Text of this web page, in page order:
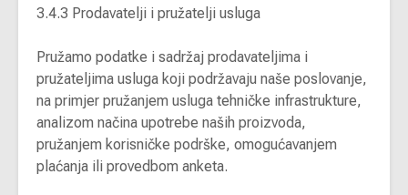
3.4.3 Prodavatelji i pružatelji usluga
Pružamo podatke i sadržaj prodavateljima i
pružateljima usluga koji podržavaju naše poslovanje,
na primjer pružanjem usluga tehničke infrastrukture,
analizom načina upotrebe naših proizvoda,
pružanjem korisničke podrške, omogućavanjem
plaćanja ili provedbom anketa.